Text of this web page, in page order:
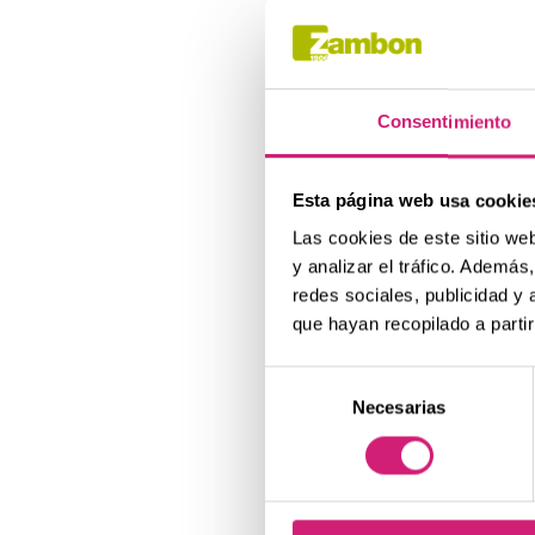
Consentimiento
Esta página web usa
Las cookies de este sitio
y analizar el tráfico.
redes sociales, publicidad y
que hayan recopilado a
consentimiento
Necesarias
(la pulpa dentaria)
que la comida o la
#2
la lista de los 5 peores
tratarla:las personas
Además, se acompaña de
#3
Aunque hay personas
si son pequeñas,estas